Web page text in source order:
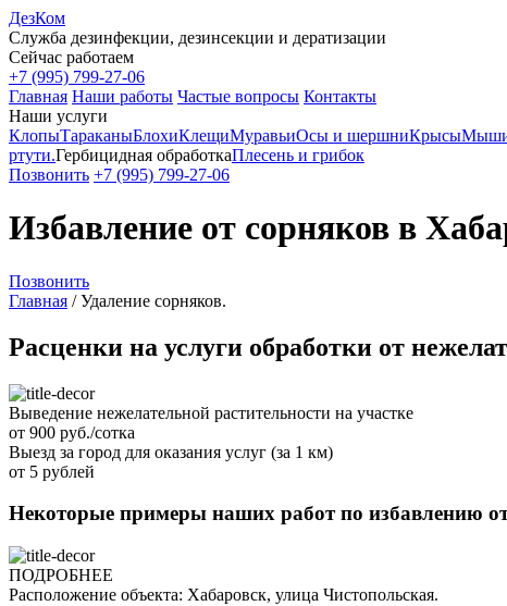
ДезКом
Служба дезинфекции, дезинсекции и дератизации
Сейчас работаем
+7 (995) 799-27-06
Главная Наши работы Частые вопросы Контакты
Наши услуги
КлопыТараканыБлохиКлещиМуравьиОсы и шершниКрысы
ртути.Гербицидная обработкаПлесень и грибок
Позвонить +7 (995) 799-27-06
Избавление от сорняков в
Позвонить
Главная /Удаление сорняков.
Расценки на услуги обработки от
Выведение нежелательной растительности на участке
от 900 руб./сотка
Выезд за город для оказания услуг (за 1 км)
от 5 рублей
Некоторые примеры наших работ по избавлению
ПОДРОБНЕЕ
Расположение объекта: Хабаровск, улица Чистопольская.